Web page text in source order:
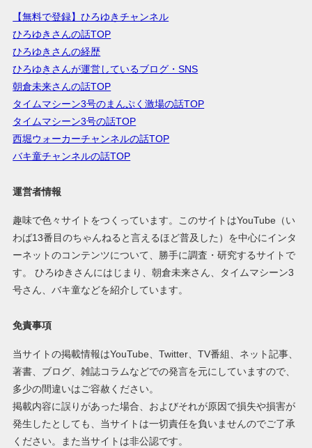
【無料で登録】ひろゆきチャンネル
ひろゆきさんの話TOP
ひろゆきさんの経歴
ひろゆきさんが運営しているブログ・SNS
朝倉未来さんの話TOP
タイムマシーン3号のまんぷく激場の話TOP
タイムマシーン3号の話TOP
西堀ウォーカーチャンネルの話TOP
バキ童チャンネルの話TOP
運営者情報
趣味で色々サイトをつくっています。このサイトはYouTube（い
わば13番目のちゃんねると言えるほど普及した）を中心にインタ
ーネットのコンテンツについて、勝手に調査・研究するサイトで
す。 ひろゆきさんにはじまり、朝倉未来さん、タイムマシーン3
号さん、バキ童などを紹介しています。
免責事項
当サイトの掲載情報はYouTube、Twitter、TV番組、ネット記事、
著書、ブログ、雑誌コラムなどでの発言を元にしていますので、
多少の間違いはご容赦ください。
掲載内容に誤りがあった場合、およびそれが原因で損失や損害が
発生したとしても、当サイトは一切責任を負いませんのでご了承
ください。また当サイトは非公認です。